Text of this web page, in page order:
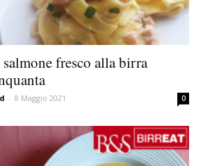
fresco alla birra
- 8 Maggio 2021 0